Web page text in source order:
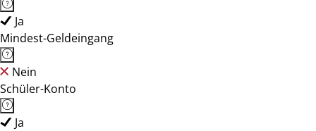
Ja
Mindest-Geldeingang
Nein
Schüler-Konto
Ja